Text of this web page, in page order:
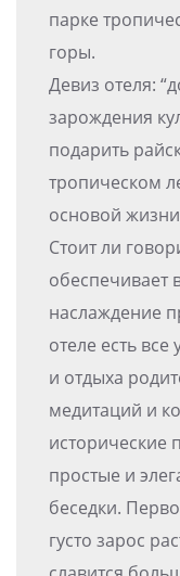
парке
горы.
Девиз отеля:
зарождения
подарить
тропическом
основой
Стоит ли
обеспечивает
наслаждение
отеле есть
и отдыха
медитаций и
исторические
простые и
беседки.
густо зарос